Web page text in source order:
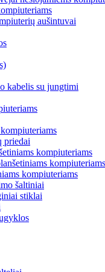
aušintuvai
kabelis su jungtimi
priedai
kompiuteriams
kompiuteriams
kompiuteriams
šaltiniai
stiklai